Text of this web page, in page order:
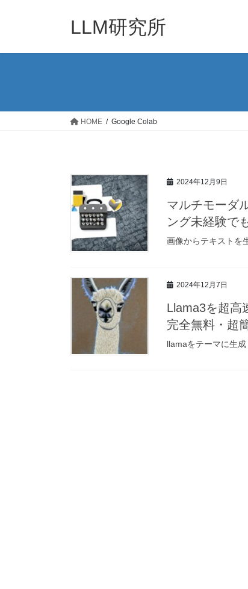
LLM研究所
HOME Google Colab
2024年12月9日
マルチモーダ
ング未経験で
画像からテキストを
2024年12月7日
Llama3を超高
完全無料・超
llamaをテーマに生